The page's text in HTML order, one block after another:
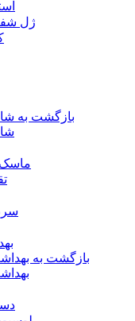
ژل
بازگشت به
بازگشت به